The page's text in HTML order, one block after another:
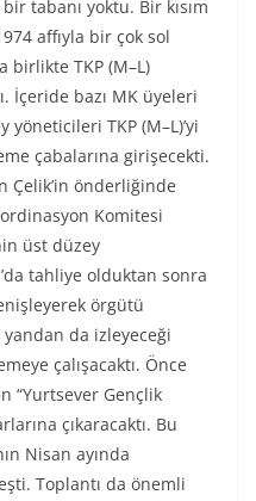
tabanı yoktu. Bir kısım
affıyla bir çok sol
birlikte TKP (M–L)
İçeride bazı MK üyeleri
yöneticileri TKP (M–L)’yi
çabalarına girişecekti.
Çelik’in önderliğinde
Komitesi
üst düzey
tahliye olduktan sonra
örgütü
yandan da izleyeceği
çalışacaktı. Önce
“Yurtsever Gençlik
çıkaracaktı. Bu
Nisan ayında
Toplantı da önemli